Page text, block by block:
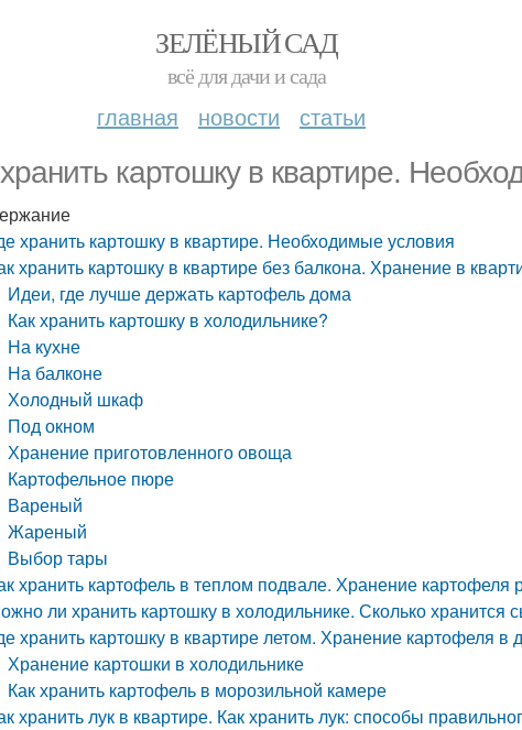
ЗЕЛЁНЫЙ САД
всё для дачи и сада
главная новости статьи
картошку в квартире.
хранить картошку в квартире. Необходимые условия
хранить картошку в квартире без балкона. Хранение в
Идеи, где лучше держать картофель дома
Как хранить картошку в холодильнике?
На кухне
На балконе
Холодный шкаф
Под окном
Хранение приготовленного овоща
Картофельное пюре
Вареный
Жареный
Выбор тары
хранить картофель в теплом подвале. Хранение картофеля
ли хранить картошку в холодильнике. Сколько хранится
хранить картошку в квартире летом. Хранение картофеля
Хранение картошки в холодильнике
Как хранить картофель в морозильной камере
хранить лук в квартире. Как хранить лук: способы